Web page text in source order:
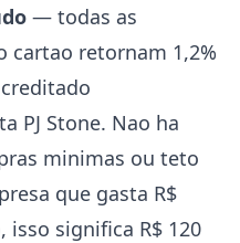
— todas as
cartao retornam 1,2%
PJ Stone. Nao ha
minimas ou teto
que gasta R$
isso significa R$ 120